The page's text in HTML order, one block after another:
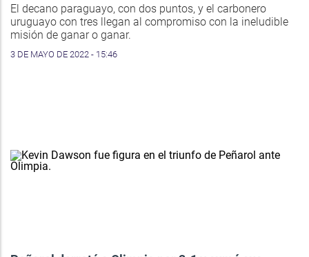
El decano paraguayo, con dos puntos, y el carbonero
uruguayo con tres llegan al compromiso con la ineludible
misión de ganar o ganar.
3 DE MAYO DE 2022 - 15:46